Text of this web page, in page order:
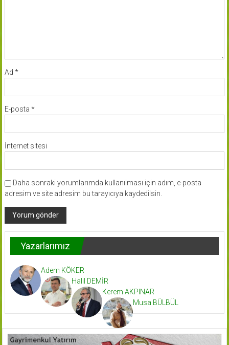
Ad *
E-posta *
İnternet sitesi
Daha sonraki yorumlarımda kullanılması için adım, e-posta
adresim ve site adresim bu tarayıcıya kaydedilsin.
Yazarlarımız
Adem KÖKER
Halil DEMİR
Kerem AKPINAR
Musa BÜLBÜL